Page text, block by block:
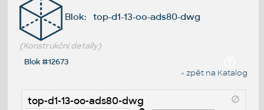
Blok: top-d1-13-oo-ads80-dwg
(Konstrukční detaily)
Blok #12673
« zpět na Katalog
top-d1-13-oo-ads80-dwg